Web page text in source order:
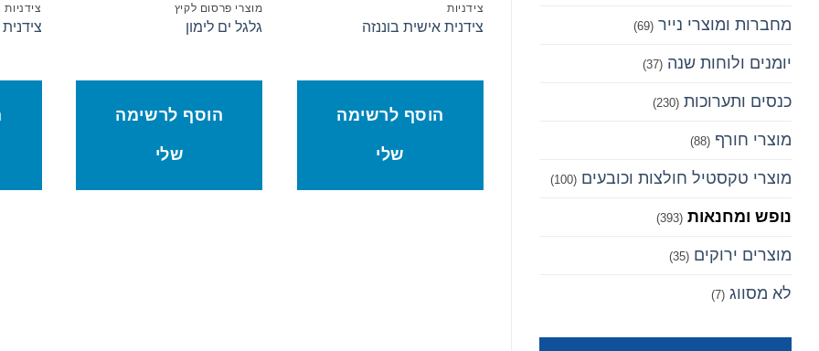
מחברות ומוצרי נייר (69)
יומנים ולוחות שנה (37)
כנסים ותערוכות (230)
מוצרי חורף (88)
מוצרי טקסטיל חולצות וכובעים (100)
נופש ומחנאות (393)
מוצרים ירוקים (35)
לא מסווג (7)
צידניות
צידנית אישית בוננזה
הוסף לרשימה
שלי
מוצרי פרסום לקיץ
גלגל ים לימון
הוסף לרשימה
שלי
צידניות